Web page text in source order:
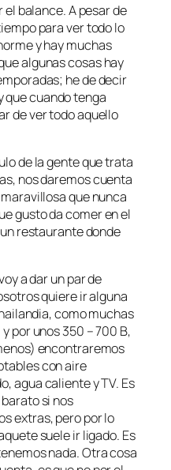
el balance. A pesar de
para ver todo lo
y hay muchas
algunas cosas hay
he de decir
que cuando tenga
de ver todo aquello
de la gente que trata
nos daremos cuenta
que nunca
gusto da comer en el
restaurante donde
a dar un par de
quiere ir alguna
como muchas
por unos 350 – 700 B,
encontraremos
con aire
agua caliente y TV. Es
si nos
extras, pero por lo
suele ir ligado. Es
nada. Otra cosa